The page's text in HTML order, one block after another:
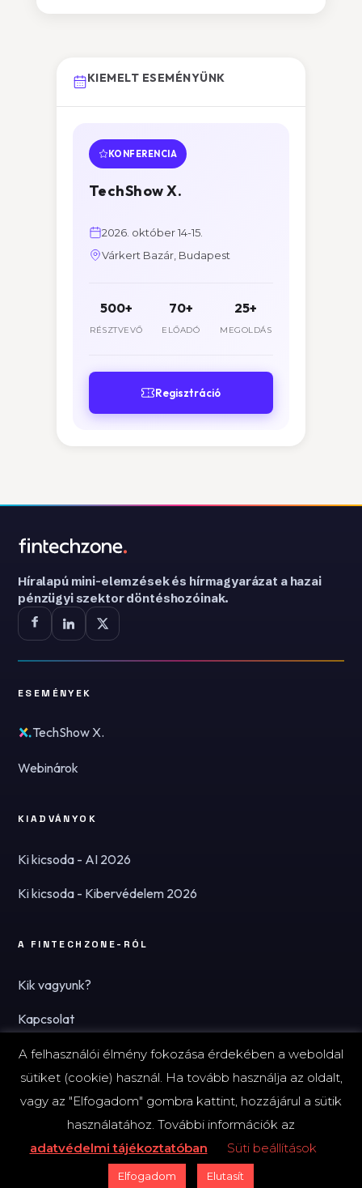
KIEMELT ESEMÉNYÜNK
KONFERENCIA
TechShow X.
2026. október 14-15.
Várkert Bazár, Budapest
500+
RÉSZTVEVŐ
70+
ELŐADÓ
25+
MEGOLDÁS
Regisztráció
Híralapú mini-elemzések és hírmagyarázat a hazai
pénzügyi szektor döntéshozóinak.
ESEMÉNYEK
TechShow X.
Webinárok
KIADVÁNYOK
Ki kicsoda - AI 2026
Ki kicsoda - Kibervédelem 2026
A FINTECHZONE-RÓL
Kik vagyunk?
Kapcsolat
Hírlevél
© 2026 FinTechZone.hu - A FinTech Group Kft.
Adatvédelmi tájékoztató (PDF)Süti-beállítások
A felhasználói élmény fokozása érdekében a weboldal
sütiket (cookie) használ. Ha tovább használja az oldalt,
vagy az "Elfogadom" gombra kattint, hozzájárul a sütik
használatához. További információk az
adatvédelmi tájékoztatóban
Süti beállítások
Elfogadom Elutasít